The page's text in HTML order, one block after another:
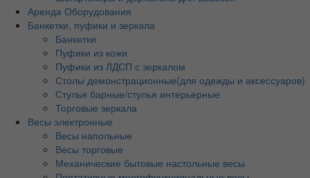
Аренда Оборудования
Банкетки, пуфики и зеркала
Банкетки
Пуфики из кожи
Пуфики из ЛДСП с зеркалом
Столы демонстрационные(для одежды и аксессуаров)
Стулья барные/стулья интерьерные
Торговые зеркала
Весы электронные
Весы напольные
Весы торговые
Механические бытовые настольные весы